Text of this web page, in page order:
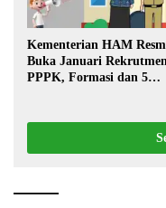
Kementerian HAM
Buka Januari
PPPK, Formasi dan 5